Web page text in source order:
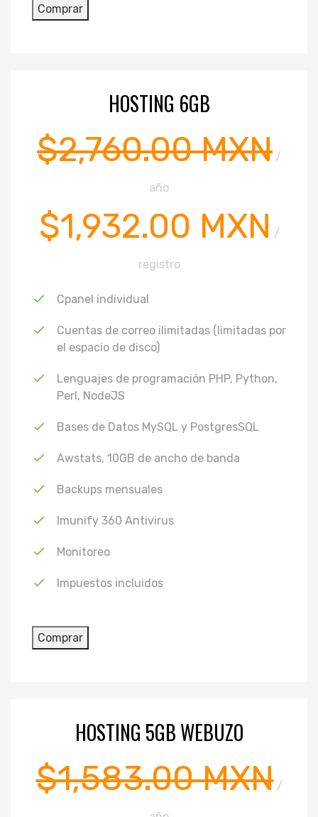
HOSTING 6GB
$2,760.00 MXN /
año
$1,932.00 MXN /
registro
Cpanel individual
Cuentas de correo ilimitadas (limitadas por
el espacio de disco)
Lenguajes de programación PHP, Python,
Perl, NodeJS
Bases de Datos MySQL y PostgresSQL
Awstats, 10GB de ancho de banda
Backups mensuales
Imunify 360 Antivirus
Monitoreo
Impuestos incluidos
HOSTING 5GB WEBUZO
$1,583.00 MXN/